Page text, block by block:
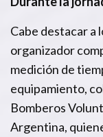
Cabe destacar a
organizador
medición de
equipamiento,
Bomberos
Argentina,